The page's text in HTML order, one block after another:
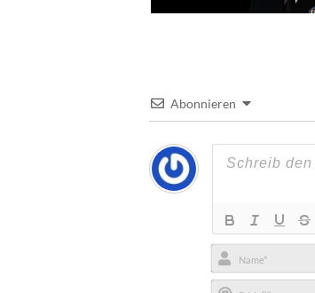
Abonnieren
Name*